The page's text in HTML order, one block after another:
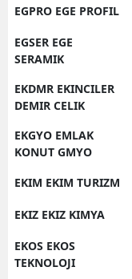
EGPRO EGE PROFIL
EGSER EGE
SERAMIK
EKDMR EKINCILER
DEMIR CELIK
EKGYO EMLAK
KONUT GMYO
EKIM EKIM TURIZM
EKIZ EKIZ KIMYA
EKOS EKOS
TEKNOLOJI